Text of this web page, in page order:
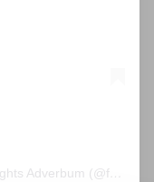
Une publication partagée par Foreignrights Adverbum (@foreignrightsadverbum)